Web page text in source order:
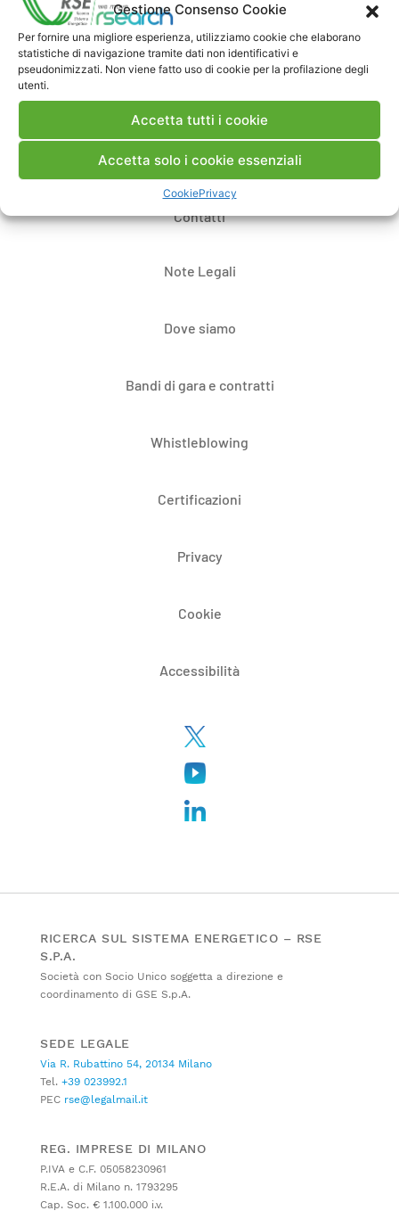
Gestione Consenso Cookie
Per fornire una migliore esperienza, utilizziamo cookie che elaborano
statistiche di navigazione tramite dati non identificativi e
pseudonimizzati. Non viene fatto uso di cookie per la profilazione degli
utenti.
Accetta tutti i cookie
Accetta solo i cookie essenziali
CookiePrivacy
Pubblica un commento
Contatti
Note Legali
Dove siamo
Bandi di gara e contratti
Whistleblowing
Certificazioni
Privacy
Cookie
Accessibilità
RICERCA SUL SISTEMA ENERGETICO – RSE
S.P.A.
Società con Socio Unico soggetta a direzione e
coordinamento di GSE S.p.A.
SEDE LEGALE
Via R. Rubattino 54, 20134 Milano
Tel. +39 023992.1
PEC rse@legalmail.it
REG. IMPRESE DI MILANO
P.IVA e C.F. 05058230961
R.E.A. di Milano n. 1793295
Cap. Soc. € 1.100.000 i.v.